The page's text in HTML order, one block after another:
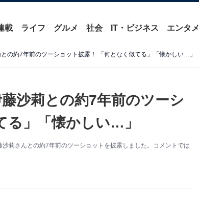
載 ライフ グルメ 社会 IT・ビジネス エンタメ
の約7年前のツーショット披露！ 「何となく似てる」「懐かしい…」
沙莉との約7年前のツーシ
る」「懐かしい…」
莉さんとの約7年前のツーショットを披露しました。コメントでは